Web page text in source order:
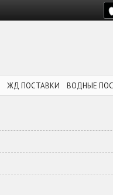
ЖД ПОСТАВКИ ВОДНЫЕ